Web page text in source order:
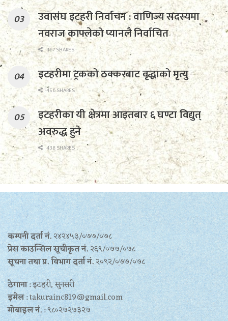
उवासंघ इटहरी निर्वाचन : वाणिज्य सदस्यमा
नवराज काफ्लेको प्यानलै निर्वाचित
467 SHARES
इटहरीमा ट्रकको ठक्करबाट वृद्धाको मृत्यु
456 SHARES
इटहरीका यी क्षेत्रमा आइतबार ६ घण्टा विद्युत्
अवरुद्ध हुने
438 SHARES
कम्पनी दर्ता नं.२४२४५३/०७७/०७८
प्रेस काउन्सिल सूचीकृत नं.२६९/०७७/०७८
सूचना तथा प्र‍. विभाग दर्ता नं.२०९२/०७७/०७८
ठेगाना: इटहरी, सुनसरी
इमेल: takurainc819@gmail.com
मोबाइल नं.: ९८०२७२७३२७